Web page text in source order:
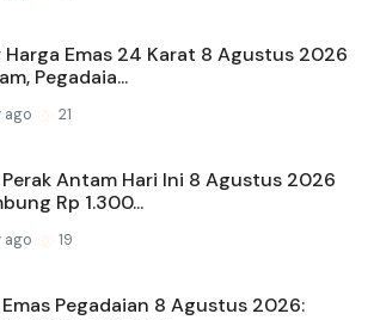
Harga Emas 24 Karat 8 Agustus 2026
Pegadaia...
ago 21
Antam Hari Ini 8 Agustus 2026
Rp 1.300...
ago 19
Pegadaian 8 Agustus 2026: